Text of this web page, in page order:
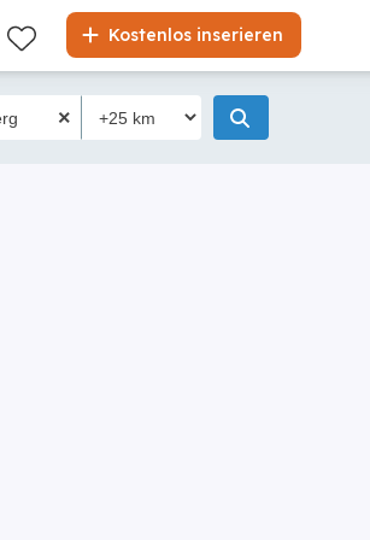
Kostenlos inserieren